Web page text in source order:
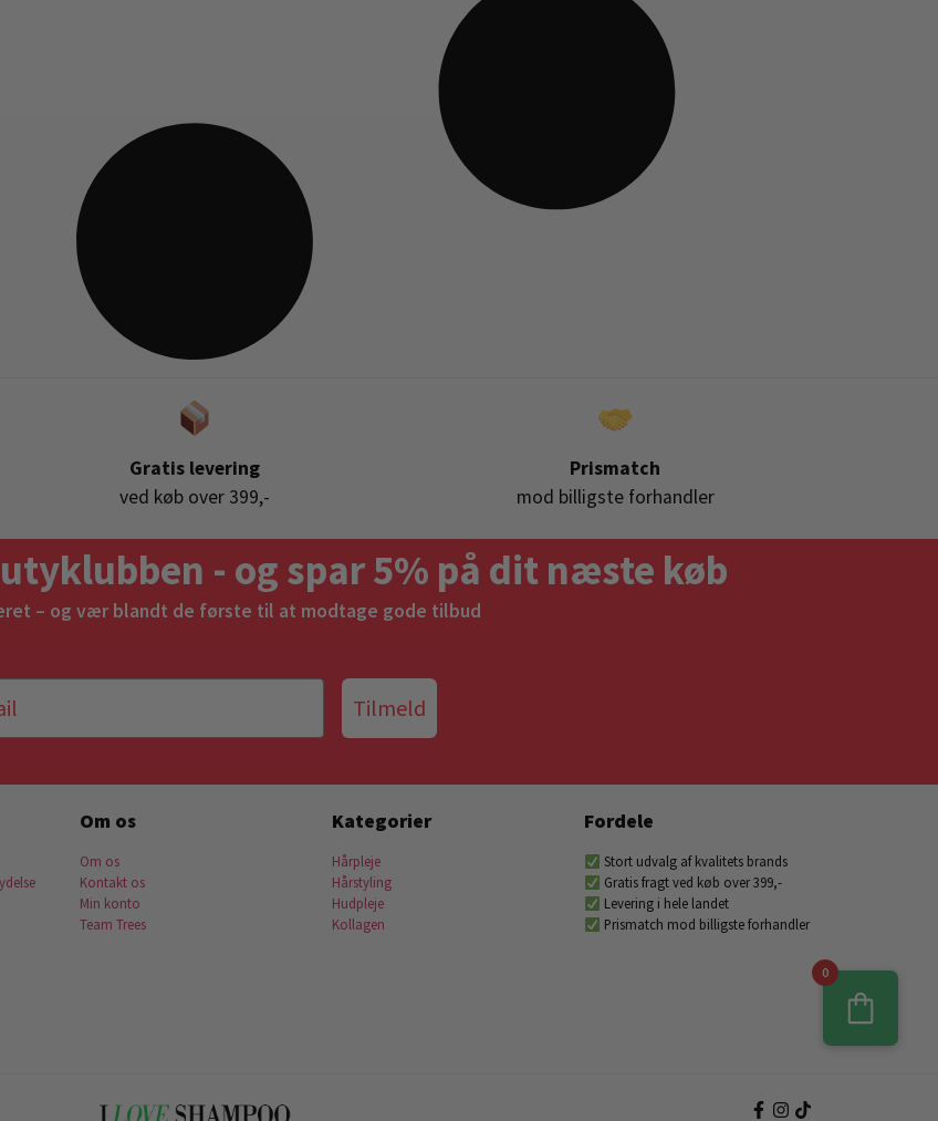
Gratis levering
ved køb over 399,-
Prismatch
mod billigste forhandler
- og spar 5% på dit næste køb
– og vær blandt de første til at modtage gode tilbud
Tilmeld
Om os
Om os
Kontakt os
Min konto
Team Trees
Kategorier
Hårpleje
Hårstyling
Hudpleje
Kollagen
Fordele
Stort udvalg af kvalitets brands
Gratis fragt ved køb over 399,-
Levering i hele landet
Prismatch mod billigste forhandler
0